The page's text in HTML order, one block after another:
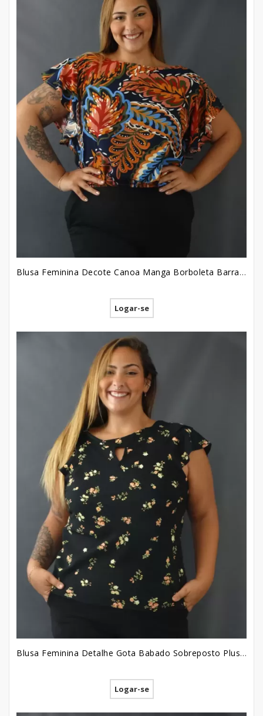
Blusa Feminina Decote Canoa Manga Borboleta Barra com Elastico em Viscose Plus Size Azul Marinho Flores Colors [2207052]
Logar-se
Blusa Feminina Detalhe Gota Babado Sobreposto Plus Size em Viscose Preto Flores [2207022]
Logar-se